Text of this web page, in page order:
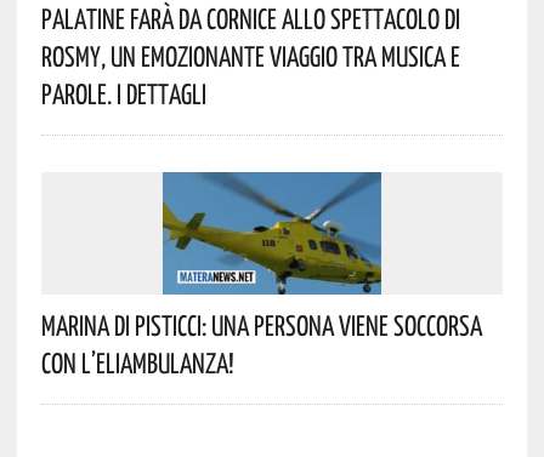
Palatine Farà Da Cornice Allo Spettacolo Di
Rosmy, Un Emozionante Viaggio Tra Musica E
Parole. I Dettagli
Marina Di Pisticci: Una Persona Viene Soccorsa
Con L’eliambulanza!